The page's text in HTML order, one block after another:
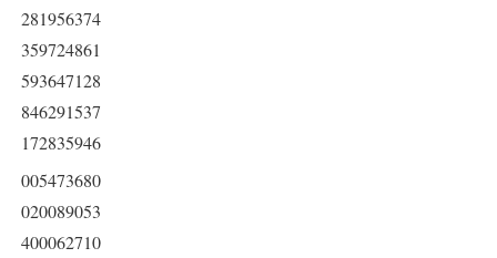
281956374
359724861
593647128
846291537
172835946
005473680
020089053
400062710